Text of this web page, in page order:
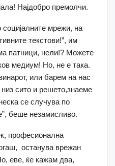
Најдобро премолчи.
социјалните мрежи, на
текстови!”, им
патници, нели!? Можете
медиум! Но, не е така.
или барем на нас
сито и решето,знаеме
се случува по
беше незамисливо.
професионална
останува врежан
еве, ќе кажам два,